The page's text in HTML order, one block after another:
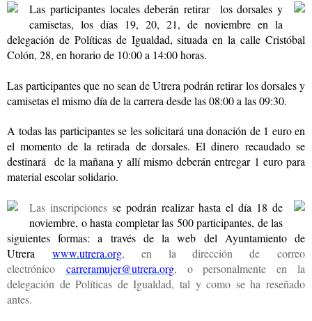
Las participantes locales deberán retirar los dorsales y
camisetas, los días 19, 20, 21, de noviembre en la
delegación de Políticas de Igualdad, situada en la calle Cristóbal
Colón, 28, en horario de 10:00 a 14:00 horas.
Las participantes que no sean de Utrera podrán retirar los dorsales y
camisetas el mismo día de la carrera desde las 08:00 a las 09:30.
A todas las participantes se les solicitará una donación de 1 euro en
el momento de la retirada de dorsales. El dinero recaudado se
destinará de la mañana y allí mismo deberán entregar 1 euro para
material escolar solidario.
Las inscripciones se podrán realizar hasta el día 18 de
noviembre, o hasta completar las 500 participantes, de las
siguientes formas: a través de la web del Ayuntamiento de
Utrera
www.utrera.org, en la dirección de
correo
electrónico
carreramujer@utrera.org, o personalmente en la
delegación de Políticas de Igualdad, tal y como se ha reseñado
antes.